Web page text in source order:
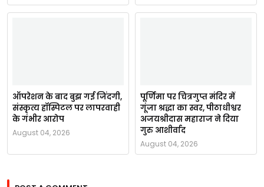
ऑपरेशन के बाद बुझ गई जिंदगी,
संस्कृत्य हॉस्पिटल पर लापरवाही
के गंभीर आरोप
August 04, 2026
पूर्णिमा पर चित्रगुप्त मंदिर में
गूंजा श्रद्धा का स्वर, पीठाधीश्वर
अजयश्रीदास महाराज ने दिया
गुरु आशीर्वाद
August 04, 2026